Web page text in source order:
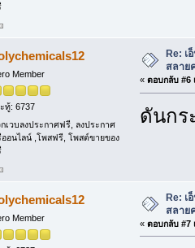
Member
ทู้: 6737
เวบลงประกาศฟรี, ลงประกาศ
อนไลน์ ,โพสฟรี, โพสต์ขายของ
Re: เ
สลาย
« ตอบกลับ #6
ดันกร
Member
Re: เ
สลาย
« ตอบกลับ #7